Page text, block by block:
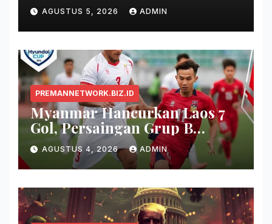
AGUSTUS 5, 2026 ADMIN
PREMANNETWORK.BIZ.ID
Myanmar Hancurkan Laos 7
Gol, Persaingan Grup B
Memanas!
AGUSTUS 4, 2026 ADMIN